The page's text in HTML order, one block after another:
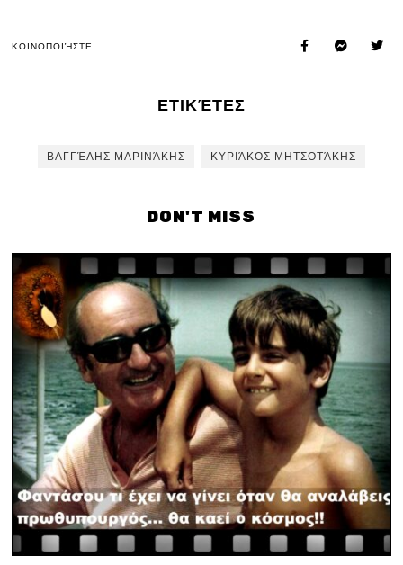
ΚΟΙΝΟΠΟΙΉΣΤΕ
ΕΤΙΚΈΤΕΣ
ΒΑΓΓΈΛΗΣ ΜΑΡΙΝΆΚΗΣ ΚΥΡΙΆΚΟΣ ΜΗΤΣΟΤΆΚΗΣ
DON'T MISS